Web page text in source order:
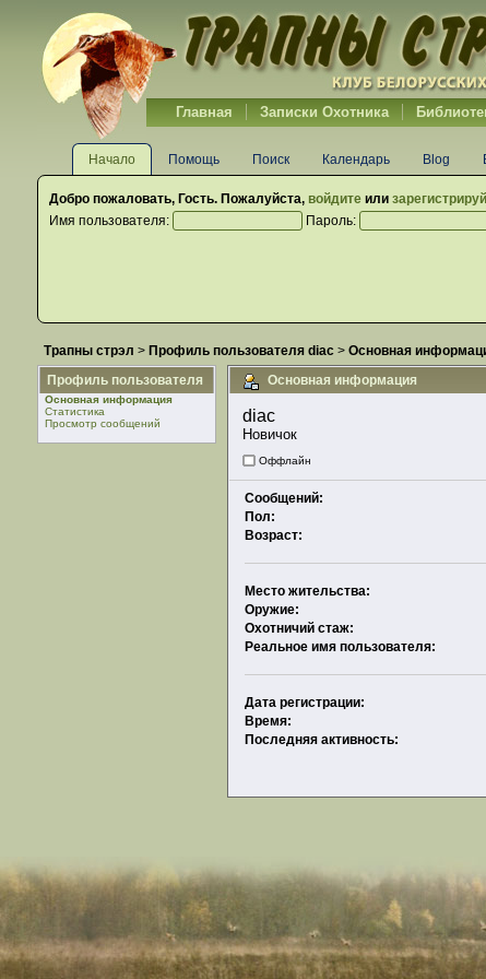
Главная Записки Охотника
Начало Помощь Поиск Календарь Blog
Добро пожаловать, Гость. Пожалуйста, войдитеили
Имя пользователя:
Пароль:
Трапны стрэл > Профиль пользователя diac> Основная
Профиль пользователя
Основная информация
Статистика
Просмотр сообщений
Основная информация
diac
Новичок
Оффлайн
Сообщений:
Пол:
Возраст:
Место жительства:
Оружие:
Охотничий стаж:
Реальное имя пользователя:
Дата регистрации:
Время:
Последняя активность: